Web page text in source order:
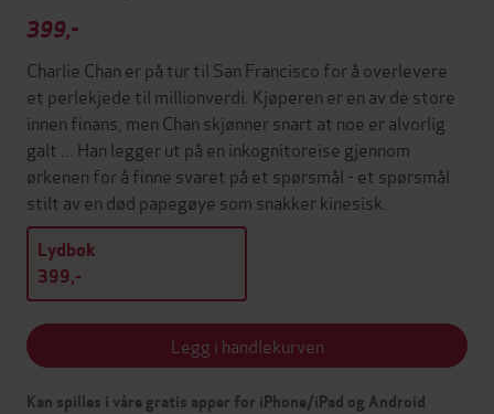
399,-
Charlie Chan er på tur til San Francisco for å overlevere
et perlekjede til millionverdi. Kjøperen er en av de store
innen finans, men Chan skjønner snart at noe er alvorlig
galt ... Han legger ut på en inkognitoreise gjennom
ørkenen for å finne svaret på et spørsmål - et spørsmål
stilt av en død papegøye som snakker kinesisk.
Lydbok
399,-
Legg i handlekurven
Kan spilles i våre gratis apper for iPhone/iPad og Android